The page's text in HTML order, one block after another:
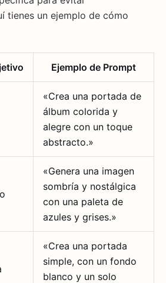
tienes un ejemplo de cómo
Ejemplo de Prompt
«Crea una portada de
álbum colorida y
alegre con un toque
abstracto.»
«Genera una imagen
sombría y nostálgica
con una paleta de
azules y grises.»
«Crea una portada
simple, con un fondo
blanco y un solo